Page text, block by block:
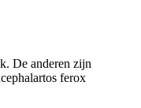
De anderen zijn
ferox